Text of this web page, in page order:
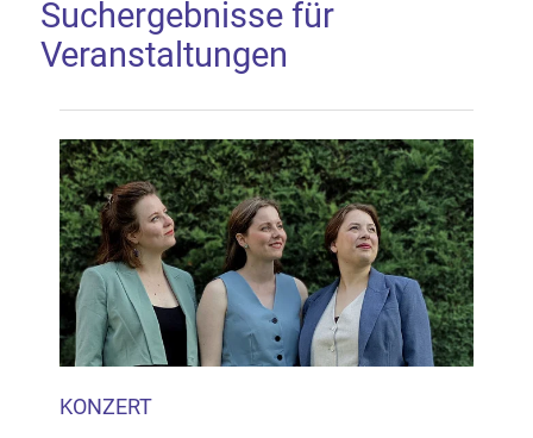
Google Map laden
Mit dem Laden der Karte akzeptieren Sie, dass die
Anwendung Google Maps beim Aktivieren von
Inhalten Cookies auf Ihrem Gerät setzt, z.B. zwecks
Reichweitenmessung und profilbasierter Werbung.
Näheres s.zur Datenschutzerklärung
Hier können Sie Ihre Cookie-
Einstellungen anpassen
Suchergebnisse für
Veranstaltungen
KONZERT